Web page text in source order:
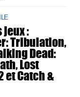
:
Tribulation,
Dead:
Lost
et Catch &